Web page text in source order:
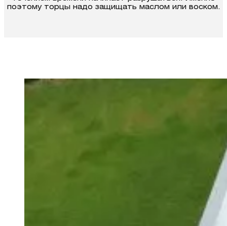
поэтому торцы надо защи­щать маслом или воском.